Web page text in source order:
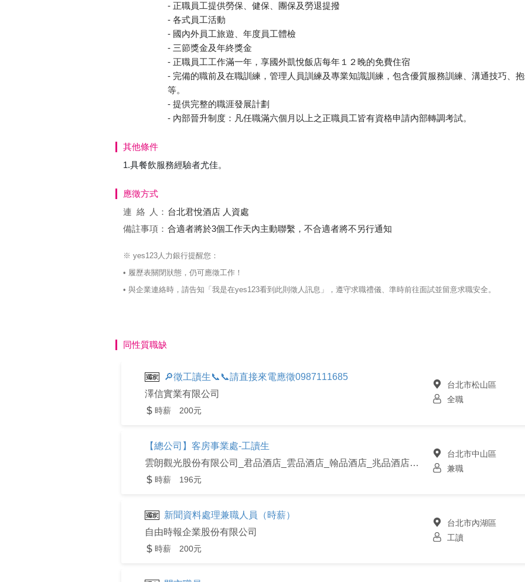
- 正職員工提供勞保、健保、團保及勞退提撥
- 各式員工活動
- 國內外員工旅遊、年度員工體檢
- 三節獎金及年終獎金
- 正職員工工作滿一年，享國外凱悅飯店每年１２晚的免費住宿
- 完備的職前及在職訓練，管理人員訓練及專業知識訓練，包含優質服務訓練、溝通技巧、
等。
- 提供完整的職涯發展計劃
- 內部晉升制度：凡任職滿六個月以上之正職員工皆有資格申請內部轉調考試。
其他條件
1.具餐飲服務經驗者尤佳。
應徵方式
連絡
人： 台北君悅酒店 人資處
備註事項： 合適者將於3個工作天內主動聯繫，不合適者將不另行通知
※ yes123人力銀行提醒您：
• 履歷表關閉狀態，仍可應徵工作！
• 與企業連絡時，請告知「我是在yes123看到此則徵人訊息」，遵守求職禮儀、準時前往面試並留意求職安全。
同性質職缺
🔎徵工讀生📞📞請直接來電應徵0987111685
澤信實業有限公司
時薪 200元
台北市松山區
全職
【總公司】客房事業處-工讀生
雲朗觀光股份有限公司_君品酒店_雲品酒店_翰品酒店_兆品酒店_品文旅
時薪 196元
台北市中山區
兼職
新聞資料處理兼職人員（時薪）
自由時報企業股份有限公司
時薪 200元
台北市內湖區
工讀